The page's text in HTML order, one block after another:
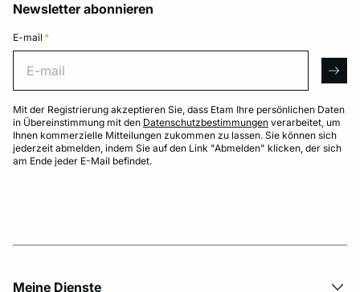
Newsletter abonnieren
E-mail *
Mit der Registrierung akzeptieren Sie, dass Etam Ihre persönlichen Daten
in Übereinstimmung mit den Datenschutzbestimmungen verarbeitet, um
Ihnen kommerzielle Mitteilungen zukommen zu lassen. Sie können sich
jederzeit abmelden, indem Sie auf den Link "Abmelden" klicken, der sich
am Ende jeder E-Mail befindet.
Meine Dienste